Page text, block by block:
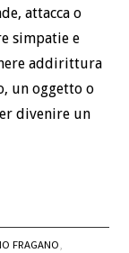
attacca o
simpatie e
addirittura
un oggetto o
divenire un
FRAGANO,